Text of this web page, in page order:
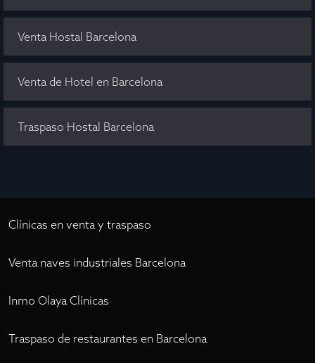
Venta Hostal Barcelona
Venta de Hotel en Barcelona
Traspaso Hostal Barcelona
Clínicas en venta y traspaso
Venta naves industriales Barcelona
Inmo Olaya Clínicas
Traspaso de restaurantes en Barcelona